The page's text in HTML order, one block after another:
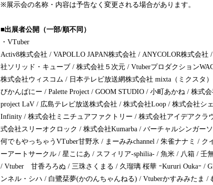
※展示会の名称・内容は予告なく変更される場合があります。
■出展者公開（一部/順不同）
・VTuber
Activ8株式会社 / VAPOLLO JAPAN株式会社 / ANYCOLOR株式会
社ソリッド・キューブ / 株式会社５次元 / Vtuberプロダクション
株式会社ウィスコム / 日本テレビ放送網株式会社 mixta（ミクスタ
びかんぱにー / Palette Project / GOOM STUDIO / 小町あかね / 株式
project LaV / 広島テレビ放送株式会社 / 株式会社Loop / 株式会社シ
Infinity / 株式会社ミニチュアファクトリー / 株式会社アイデアクラ
式会社スリーオクロック / 株式会社Kumarba / バーチャルシンガー
何でもやっちゃうVTuber甘野氷 / まーみみchannel / 朱雀ナナミ /
ーアートサークル / 星こにあ / スフィリア‐sphilia- / 魚米 / 八箱 / 壬
/ Vtuber 甘香ろろぬ / 三珠さくまる / 久瑠璃 桜華 ｰKururi Oukaｰ /
ンネル・シハ / 白鷺栞夢(かのんちゃんねる) / Vtuberかすみみたま /